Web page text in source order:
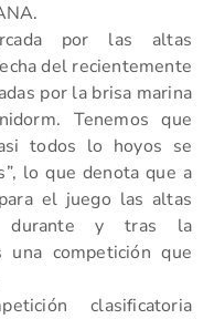
por las altas
del recientemente
por la brisa marina
Tenemos que
todos lo hoyos se
lo que denota que a
el juego las altas
durante y tras la
competición que
clasificatoria